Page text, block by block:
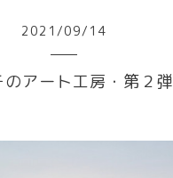
2021 /09/ 14
のアート工房・第２弾